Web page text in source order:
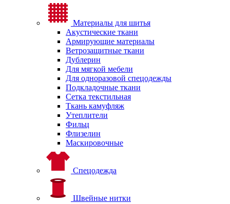
Материалы для шитья
Акустические ткани
Армирующие материалы
Ветрозащитные ткани
Дублерин
Для мягкой мебели
Для одноразовой спецодежды
Подкладочные ткани
Сетка текстильная
Ткань камуфляж
Утеплители
Фильц
Флизелин
Маскировочные
Спецодежда
Швейные нитки